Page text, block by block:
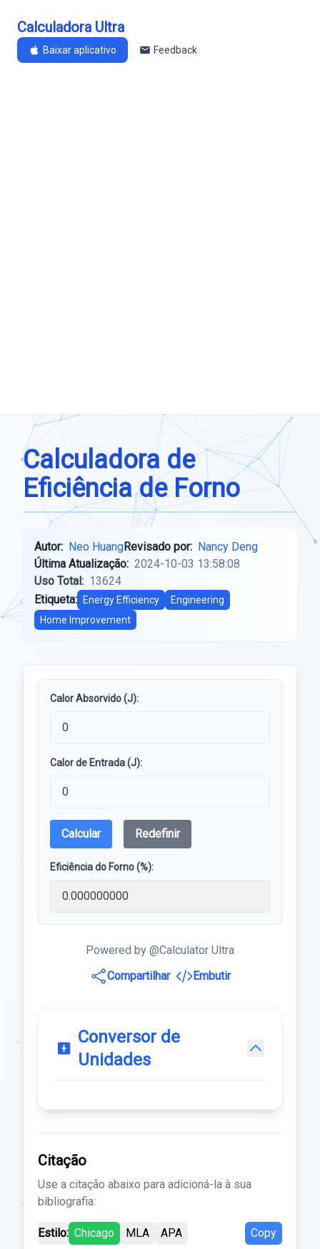
Calculadora Ultra
Baixar aplicativo Feedback
Calculadora de
Eficiência de Forno
Autor: Neo HuangRevisado por: Nancy Deng
Última Atualização: 2024-10-03 13:58:08
Uso Total: 13624
Etiqueta:
Energy Efficiency
Engineering
Home Improvement
Calor Absorvido (J):
Calor de Entrada (J):
Calcular Redefinir
Eficiência do Forno (%):
Powered by @Calculator Ultra
Compartilhar
Embutir
Conversor de
Unidades
Citação
Use a citação abaixo para adicioná-la à sua
bibliografia:
Estilo: Chicago MLA APA Copy